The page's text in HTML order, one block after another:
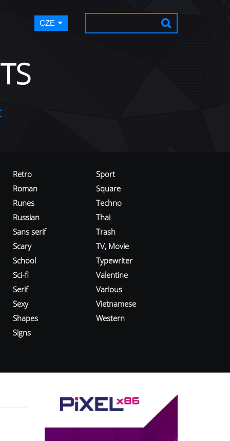
CZE
Retro
Roman
Runes
Russian
Sans serif
Scary
School
Sci-fi
Serif
Sexy
Shapes
Signs
Sport
Square
Techno
Thai
Trash
TV, Movie
Typewriter
Valentine
Various
Vietnamese
Western